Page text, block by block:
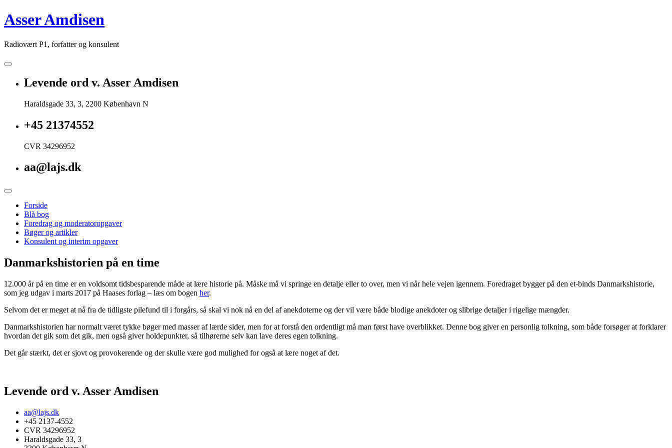
Skip
to
Asser Amdisen
Radiovært P1, forfatter og konsulent
Levende ord v. Asser Amdisen
Haraldsgade 33, 3, 2200 København N
+45 21374552
CVR 34296952
aa@lajs.dk
Forside
Blå bog
Foredrag og moderatoropgaver
Bøger og artikler
Konsulent og interim opgaver
Danmarkshistorien på en time
12.000 år på en time er en voldsomt tidsbesparende måde at lære historie på. Måske må vi springe en detalje eller to over, men vi når hele vejen igennem. Foredraget bygger på den et-binds Danmarkshistorie,
som jeg udgav i marts 2017 på Haases forlag – læs om bogen her.
Selvom det er meget at nå fra de tidligste pilefund til i forgårs, så skal vi nok nå en del af anekdoterne og der vil være både blodige anekdoter og slibrige detaljer i rigelige mængder.
Danmarkshistorien har normalt været tykke bøger med masser af lærde sider, men for at forstå den ordentligt må man først have overblikket. Denne bog giver en personlig tolkning, som både forsøger at forklarer
hvordan det gik som det gik, men også giver holdepunkter, så tilhørerne selv kan lave deres egen tolkning.
Det går stærkt, det er sjovt og provokerende og der skulle være god mulighed for også at lære noget af det.
Levende ord v. Asser Amdisen
aa@lajs.dk
+45 2137-4552
CVR 34296952
Haraldsgade 33, 3